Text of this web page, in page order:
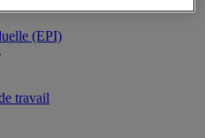
(EPI)
travail